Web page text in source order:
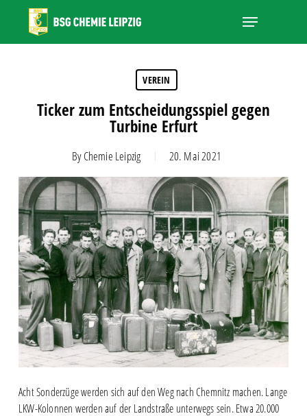
main
Menu
VEREIN
Ticker zum Entscheidungsspiel gegen
Turbine Erfurt
ByChemie Leipzig 20. Mai 2021
Acht Sonderzüge werden sich auf den Weg nach Chemnitz machen. Lange
LKW-Kolonnen werden auf der Landstraße unterwegs sein. Etwa 20.000
Close